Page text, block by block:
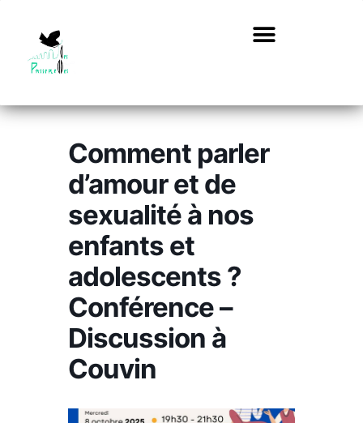
Comment parler
d’amour et de
sexualité à nos
enfants et
adolescents ?
Conférence –
Discussion à
Couvin